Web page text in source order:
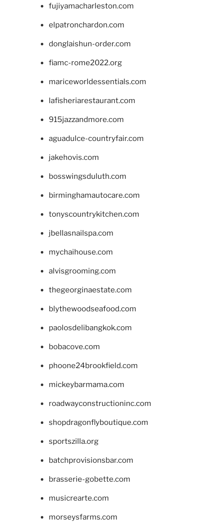
fujiyamacharleston.com
elpatronchardon.com
donglaishun-order.com
fiamc-rome2022.org
mariceworldessentials.com
lafisheriarestaurant.com
915jazzandmore.com
aguadulce-countryfair.com
jakehovis.com
bosswingsduluth.com
birminghamautocare.com
tonyscountrykitchen.com
jbellasnailspa.com
mychaihouse.com
alvisgrooming.com
thegeorginaestate.com
blythewoodseafood.com
paolosdelibangkok.com
bobacove.com
phoone24brookfield.com
mickeybarmama.com
roadwayconstructioninc.com
shopdragonflyboutique.com
sportszilla.org
batchprovisionsbar.com
brasserie-gobette.com
musicrearte.com
morseysfarms.com